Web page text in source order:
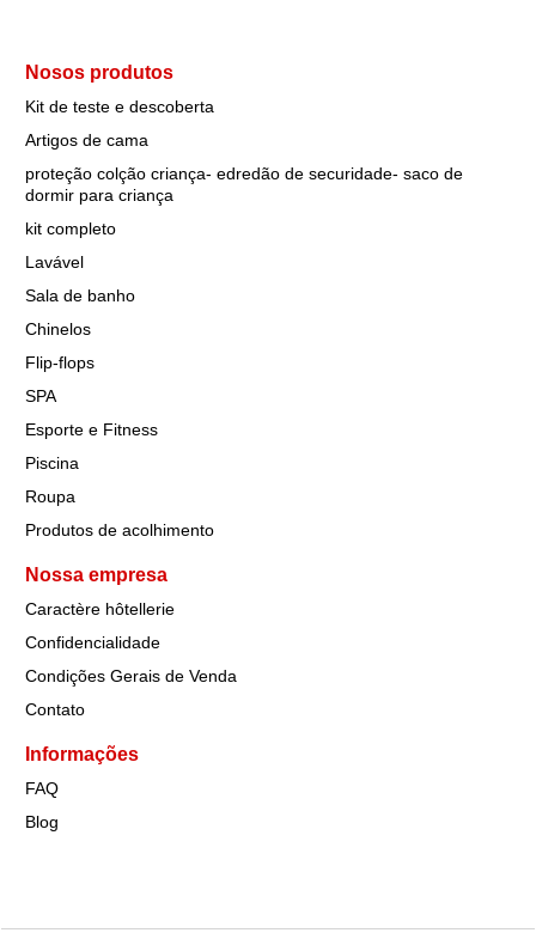
Nosos produtos
Kit de teste e descoberta
Artigos de cama
proteção colção criança- edredão de securidade- saco de
dormir para criança
kit completo
Lavável
Sala de banho
Chinelos
Flip-flops
SPA
Esporte e Fitness
Piscina
Roupa
Produtos de acolhimento
Nossa empresa
Caractère hôtellerie
Confidencialidade
Condições Gerais de Venda
Contato
Informações
FAQ
Blog